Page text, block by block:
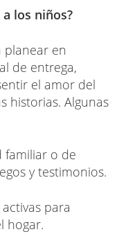
los niños?
planear en
de entrega,
el amor del
historias. Algunas
familiar o de
y testimonios.
para
hogar.